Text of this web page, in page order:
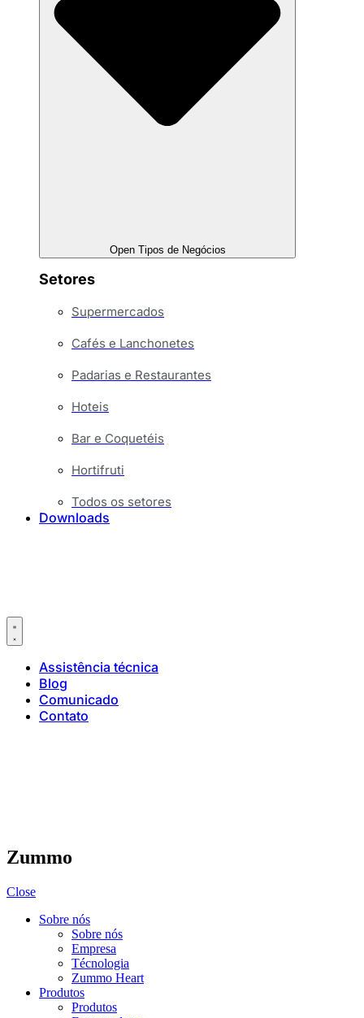
Open Tipos de Negócios
Setores
Supermercados
Cafés e Lanchonetes
Padarias e Restaurantes
Hoteis
Bar e Coquetéis
Hortifruti
Todos os setores
Downloads
Assistência técnica
Blog
Comunicado
Contato
Zummo
Close
Sobre nós
Sobre nós
Empresa
Técnologia
Zummo Heart
Produtos
Produtos